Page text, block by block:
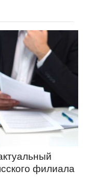
филиала